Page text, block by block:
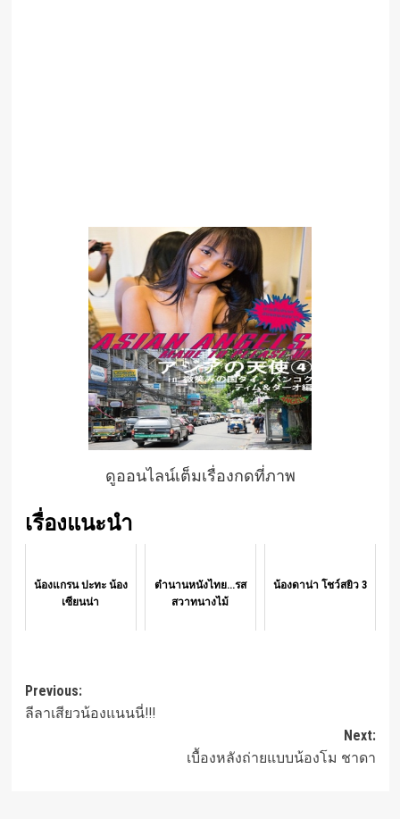
ดูออนไลน์เต็มเรื่องกดที่ภาพ
เรื่องแนะนำ
น้องแกรน ปะทะ น้อง
เซียนน่า
ตำนานหนังไทย...รส
สวาทนางไม้
น้องดาน่า โชว์สยิว 3
Post
navigation
Previous:
ลีลาเสียวน้องแนนนี่!!!
Next:
เบื้องหลังถ่ายแบบน้องโม ชาดา